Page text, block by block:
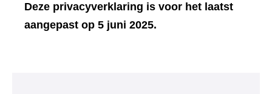
andere
Deze privacyverklaring is voor het laatst
aangepast op 5 juni 2025.